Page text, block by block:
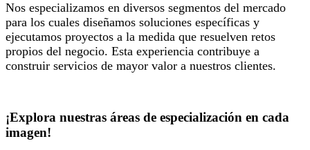
Nos especializamos en diversos segmentos del mercado
para los cuales diseñamos soluciones específicas y
ejecutamos proyectos a la medida que resuelven retos
propios del negocio. Esta experiencia contribuye a
construir servicios de mayor valor a nuestros clientes.
¡Explora nuestras áreas de especialización en cada
imagen!